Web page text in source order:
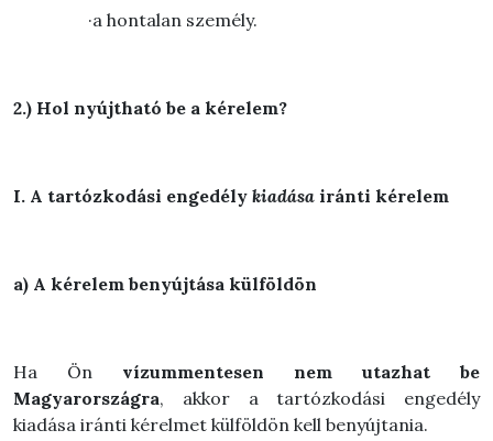
·a hontalan személy.
2.) Hol nyújtható be a kérelem?
I. A tartózkodási engedély kiadása iránti kérelem
a) A kérelem benyújtása külföldön
Ha Ön vízummentesen nem utazhat be
Magyarországra, akkor a tartózkodási engedély
kiadása iránti kérelmet külföldön kell benyújtania.